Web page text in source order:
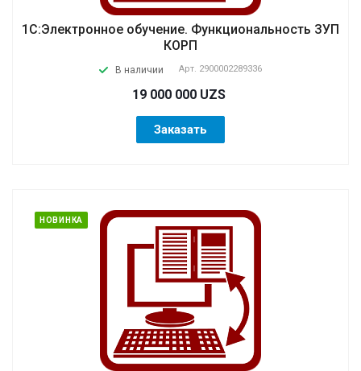
1С:Электронное обучение. Функциональность ЗУП
КОРП
В наличии Арт. 2900002289336
19 000 000 UZS
Заказать
НОВИНКА